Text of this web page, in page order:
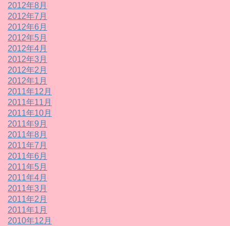
2012年8月
2012年7月
2012年6月
2012年5月
2012年4月
2012年3月
2012年2月
2012年1月
2011年12月
2011年11月
2011年10月
2011年9月
2011年8月
2011年7月
2011年6月
2011年5月
2011年4月
2011年3月
2011年2月
2011年1月
2010年12月